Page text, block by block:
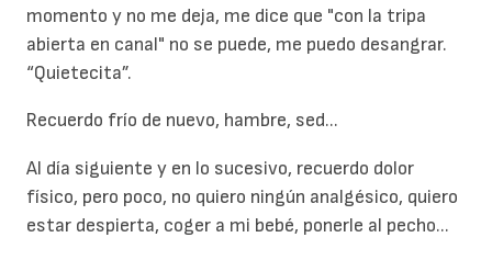
momento y no me deja, me dice que "con la tripa
abierta en canal" no se puede, me puedo desangrar.
“Quietecita”.
Recuerdo frío de nuevo, hambre, sed...
Al día siguiente y en lo sucesivo, recuerdo dolor
físico, pero poco, no quiero ningún analgésico, quiero
estar despierta, coger a mi bebé, ponerle al pecho...